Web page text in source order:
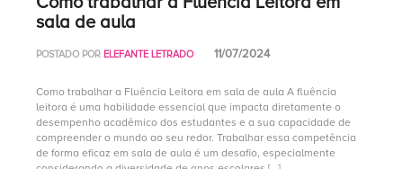
sala de aula
POSTADO POR ELEFANTE LETRADO 11/07/2024
Como trabalhar a Fluência Leitora em sala de aula A fluência
leitora é uma habilidade essencial que impacta diretamente o
desempenho acadêmico dos estudantes e a sua capacidade de
compreender o mundo ao seu redor. Trabalhar essa competência
de forma eficaz em sala de aula é um desafio, especialmente